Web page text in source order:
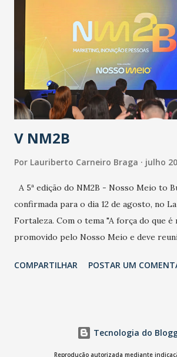
epidemia comum, como temos em todos
aumento de casos de dengue, influenza
de uma epidemia com um vírus diferente,
contaminação maior que outros
secretário. Segundo ele, é uma epidemia
contaminação alta, podendo gerar um
população e ao sistema de saúde.
estratificação do risco da doença, para
V NM2B
Por Lauriberto Carneiro Braga julho
A 5ª edição do NM2B - Nosso Meio to
confirmada para o dia 12 de agosto, no
Fortaleza. Com o tema "A força do que é
promovido pelo Nosso Meio e deve
e lideranças do Mercado Nacional.
LinkedIn, VISA, Grupo 3corações, TikTok
A nova edição chega em um momento
COMPARTILHAR POSTAR UM
Tecnologia do
Reprodução autorizada mediante